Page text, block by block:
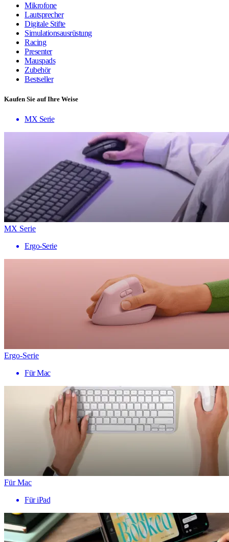
Mikrofone
Lautsprecher
Digitale Stifte
Simulationsausrüstung
Racing
Presenter
Mauspads
Zubehör
Bestseller
Kaufen Sie auf Ihre Weise
MX Serie
MX Serie
Ergo-Serie
Ergo-Serie
Für Mac
Für Mac
Für iPad